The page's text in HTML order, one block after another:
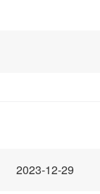
2023-12-29